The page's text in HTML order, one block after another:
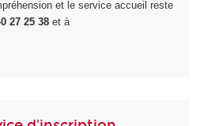
et le service accueil reste
27 25 38 et à